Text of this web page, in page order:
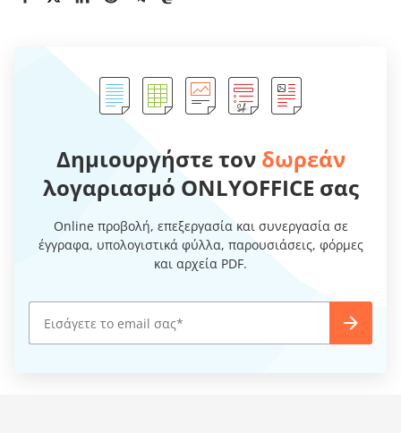
Δημιουργήστε τον δωρεάν
λογαριασμό ONLYOFFICE σας
Online προβολή, επεξεργασία και συνεργασία σε
έγγραφα, υπολογιστικά φύλλα, παρουσιάσεις, φόρμες
και αρχεία PDF.